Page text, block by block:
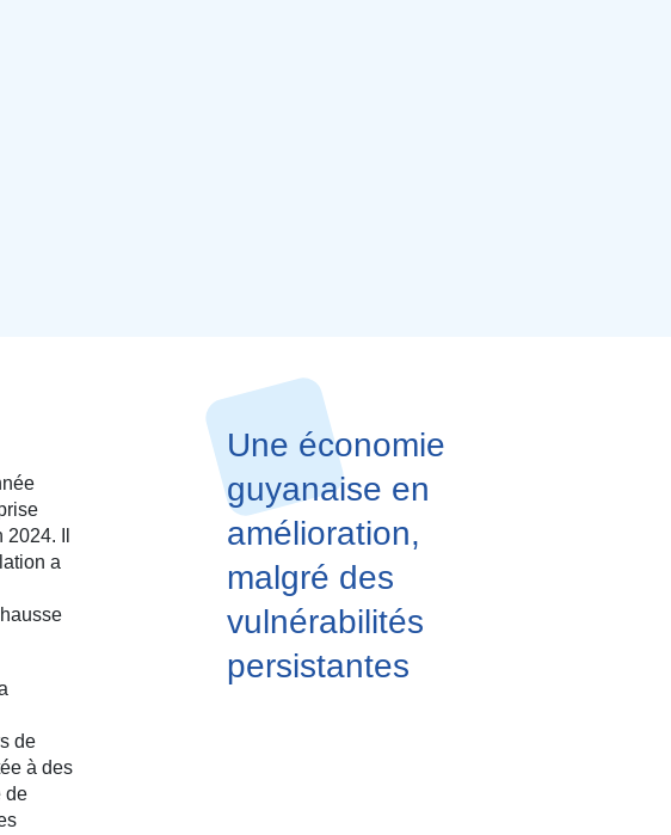
Il
a
de
à des
de
Une économie
guyanaise en
amélioration,
malgré des
vulnérabilités
persistantes